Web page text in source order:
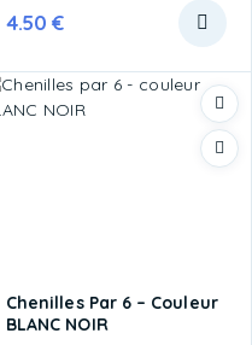
4.50€
Chenilles Par 6 – Couleur
BLANC NOIR